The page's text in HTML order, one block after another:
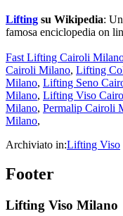
Lifting su Wikipedia:
famosa enciclopedia on
Fast Lifting Cairoli
Cairoli Milano, Lifting
Milano, Lifting Seno
Milano, Lifting Viso
Milano, Permalip Cairoli
Milano,
Archiviato in:Lifting Viso
Footer
Lifting Viso Milano